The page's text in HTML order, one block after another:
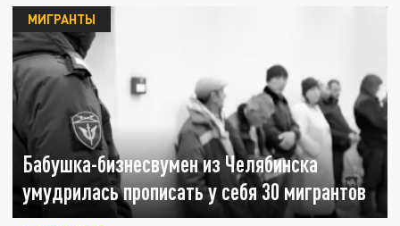
Бабушка-бизнесвумен из Челябинска
умудрилась прописать у себя 30 мигрантов
МИГРАНТЫ